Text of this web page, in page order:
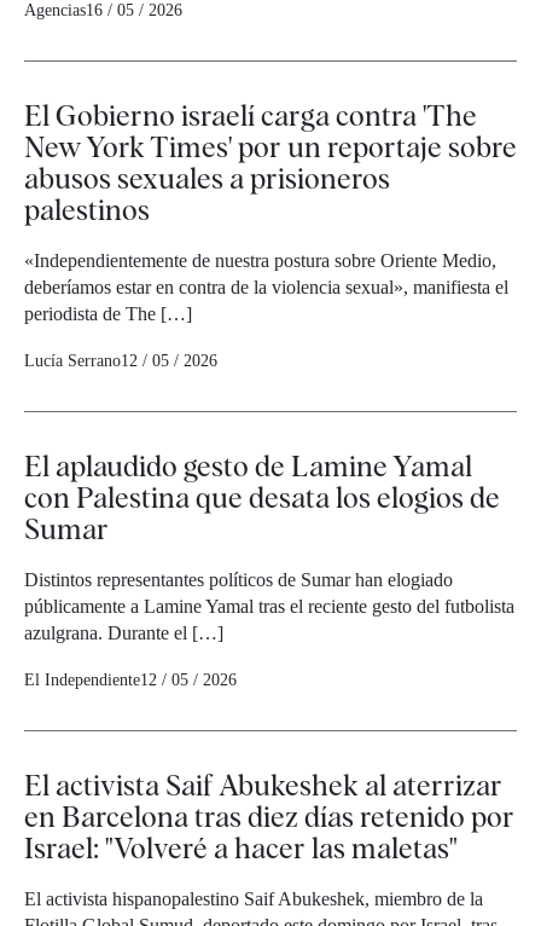
Agencias16 / 05 / 2026
El Gobierno israelí carga contra 'The
New York Times' por un reportaje sobre
abusos sexuales a prisioneros
palestinos
«Independientemente de nuestra postura sobre Oriente Medio,
deberíamos estar en contra de la violencia sexual», manifiesta el
periodista de The […]
Lucía Serrano12 / 05 / 2026
El aplaudido gesto de Lamine Yamal
con Palestina que desata los elogios de
Sumar
Distintos representantes políticos de Sumar han elogiado
públicamente a Lamine Yamal tras el reciente gesto del futbolista
azulgrana. Durante el […]
El Independiente12 / 05 / 2026
El activista Saif Abukeshek al aterrizar
en Barcelona tras diez días retenido por
Israel: "Volveré a hacer las maletas"
El activista hispanopalestino Saif Abukeshek, miembro de la